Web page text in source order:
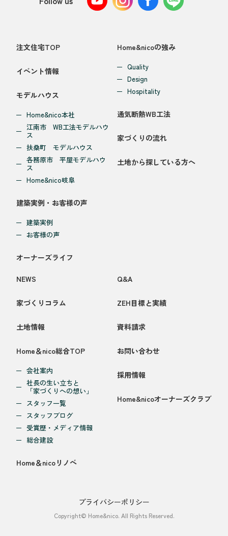
注文住宅TOP
イベント情報
モデルハウス
Home&nico本社
江南市 WB工法モデルハウ
ス
扶桑町 モデルハウス
各務原市 平屋モデルハウ
ス
Home&nico岐阜
建築実例・お客様の声
建築実例
お客様の声
オーナーズライフ
Home&nicoの強み
Quality
Design
Hospitality
通気断熱WB工法
家づくりの流れ
土地から探している方へ
NEWS
家づくりコラム
土地情報
Home＆nico総合TOP
会社案内
社長の生い立ちと
「家づくりへの想い」
スタッフ一覧
スタッフブログ
受賞歴・メディア情報
総合建設
Home＆nicoリノベ
Q&A
ZEH目標と実績
資料請求
お問い合わせ
採用情報
Home&nicoオーナーズクラブ
プライバシーポリシー
Copyright© Home&nico. All Rights Reserved.